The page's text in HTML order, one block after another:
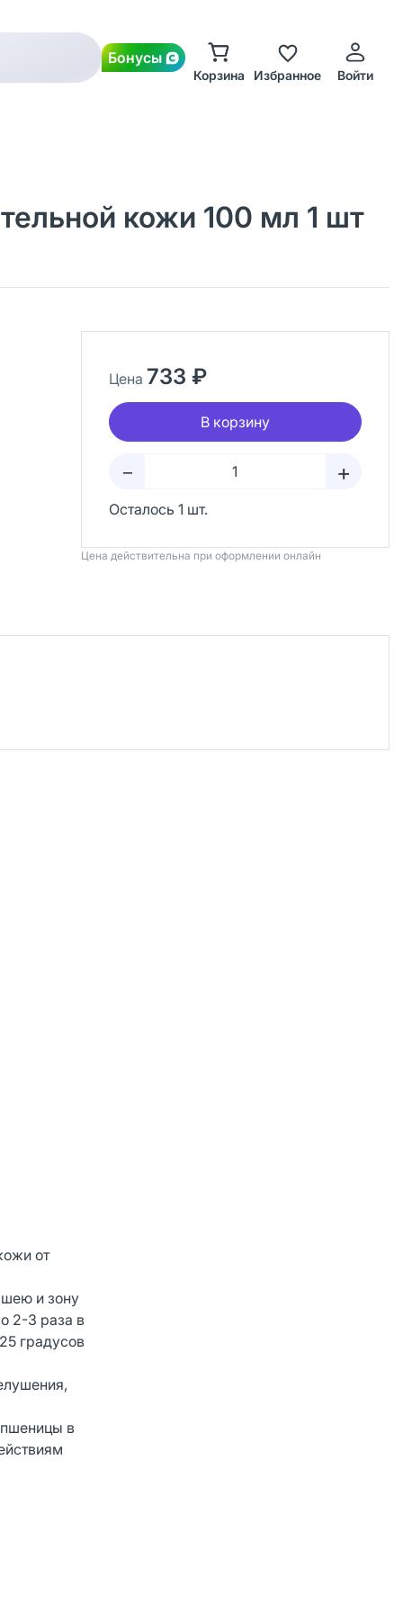
Бонусы
Корзина Избранное Войти
кожи 100 мл 1 шт
Цена 733 ₽
В корзину
– +
Осталось 1 шт.
Цена действительна при оформлении онлайн
от
и зону
2-3 раза в
градусов
пшеницы в